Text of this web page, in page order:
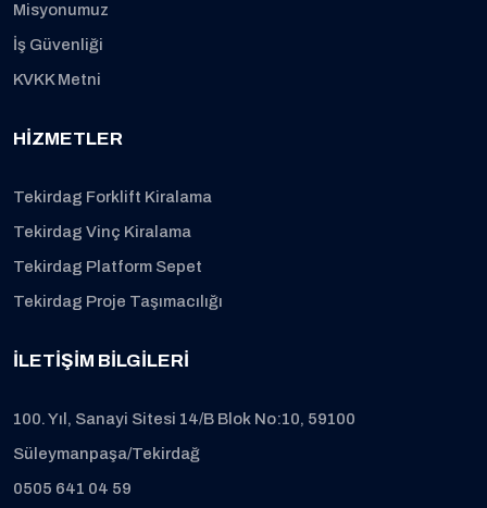
Misyonumuz
İş Güvenliği
KVKK Metni
HIZMETLER
Tekirdag Forklift Kiralama
Tekirdag Vinç Kiralama
Tekirdag Platform Sepet
Tekirdag Proje Taşımacılığı
İLETIŞIM BILGILERI
100. Yıl, Sanayi Sitesi 14/B Blok No:10, 59100
Süleymanpaşa/Tekirdağ
0505 641 04 59